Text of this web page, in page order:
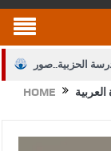
الحزبية..صور
الحقوق والقانون
HOME